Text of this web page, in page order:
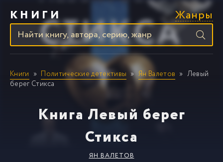
КНИГИ Жанры
Книги Политические детективы Ян Валетов
Левый
берег Стикса
Книга Левый берег
Стикса
ЯН ВАЛЕТОВ